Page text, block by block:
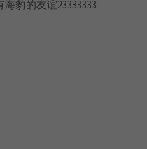
豹的友谊23333333